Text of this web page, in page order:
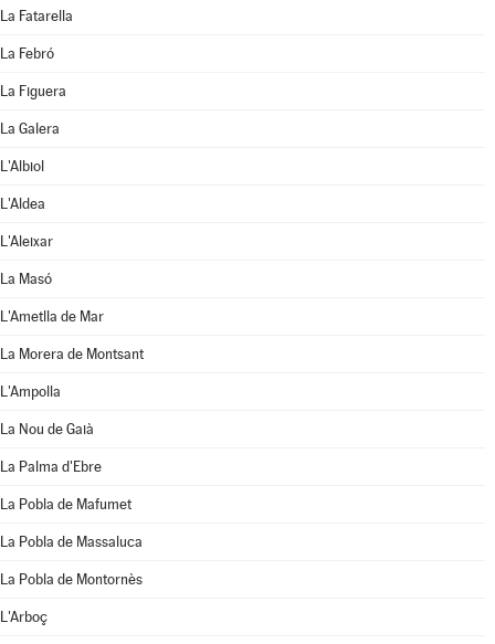
La Fatarella
La Febró
La Figuera
La Galera
L'Albiol
L'Aldea
L'Aleixar
La Masó
L'Ametlla de Mar
La Morera de Montsant
L'Ampolla
La Nou de Gaià
La Palma d'Ebre
La Pobla de Mafumet
La Pobla de Massaluca
La Pobla de Montornès
L'Arboç